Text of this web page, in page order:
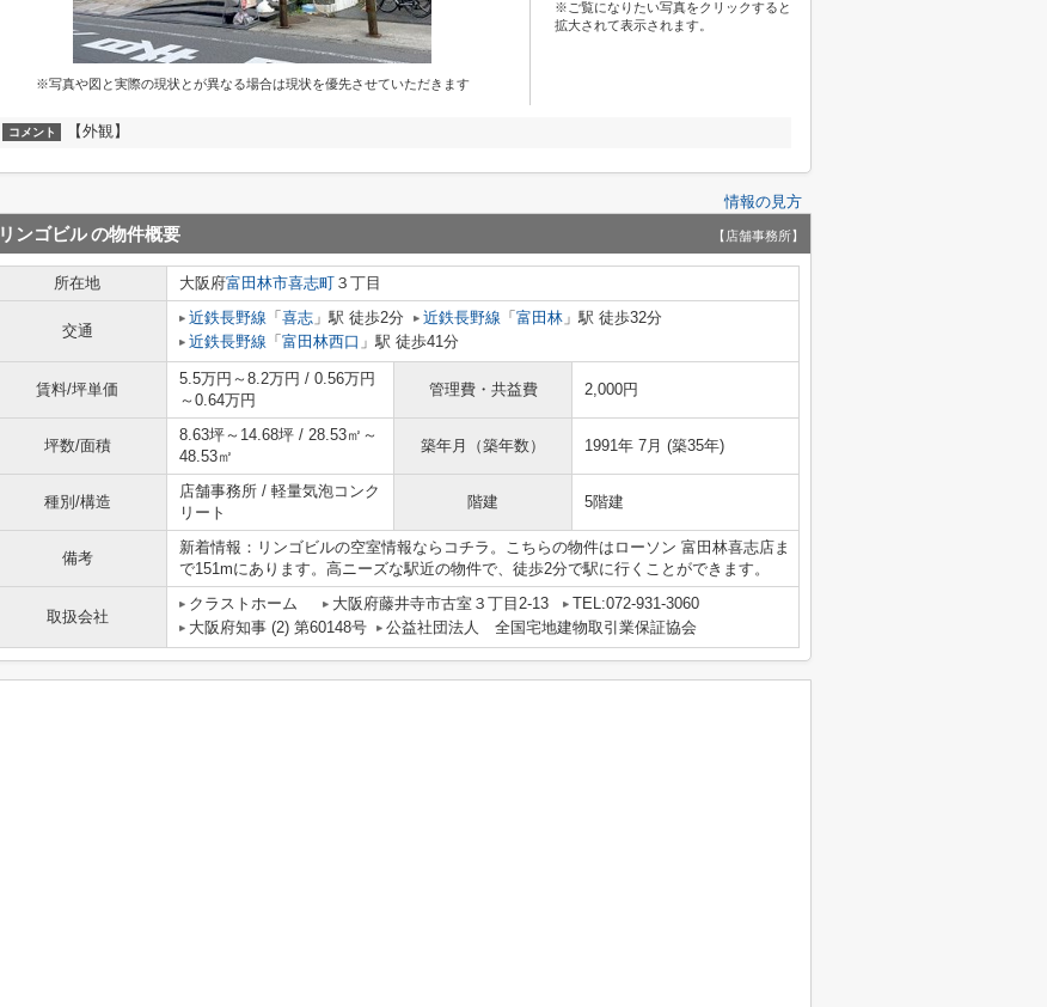
※写真や図と実際の現状とが異なる場合は現状を優先させていただきます
※ご覧になりたい写真をクリックすると
拡大されて表示されます。
コメント 【外観】
情報の見方
リンゴビルの物件概要 【店舗事務所】
所在地 大阪府富田林市喜志町 ３丁目
交通
近鉄長野線 「 喜志 」駅 徒歩2分 近鉄長野線 「 富田林 」駅 徒歩32分
近鉄長野線 「 富田林西口 」駅 徒歩41分
賃料/坪単価
5.5万円～8.2万円 / 0.56万円
～0.64万円
管理費・共益費 2,000円
坪数/面積
8.63坪～14.68坪 / 28.53㎡～
48.53㎡
築年月（築年数） 1991年 7月 (築35年)
種別/構造
店舗事務所 / 軽量気泡コンク
リート
階建 5階建
備考
新着情報：リンゴビルの空室情報ならコチラ。こちらの物件はローソン 富田林喜志店ま
で151mにあります。高ニーズな駅近の物件で、徒歩2分で駅に行くことができます。
取扱会社
クラストホーム 大阪府藤井寺市古室３丁目2-13
TEL:072-931-3060
大阪府知事 (2) 第60148号
公益社団法人 全国宅地建物取引業保証協会